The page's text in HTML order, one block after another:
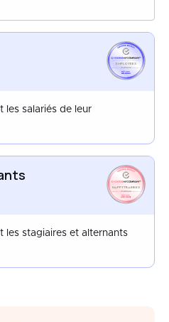
EMPLOYEES
FRANCE
JUL 2025
les salariés de leur
HAPPYTRAINEES
FRANCE
AUG 2024
les stagiaires et alternants